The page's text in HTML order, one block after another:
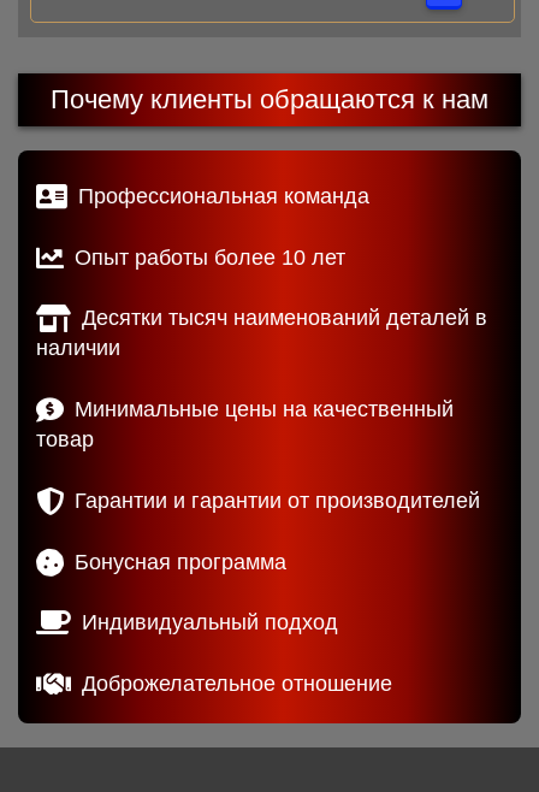
Почему клиенты обращаются к нам
Профессиональная команда
Опыт работы более 10 лет
Десятки тысяч наименований деталей в
наличии
Минимальные цены на качественный
товар
Гарантии и гарантии от производителей
Бонусная программа
Индивидуальный подход
Доброжелательное отношение